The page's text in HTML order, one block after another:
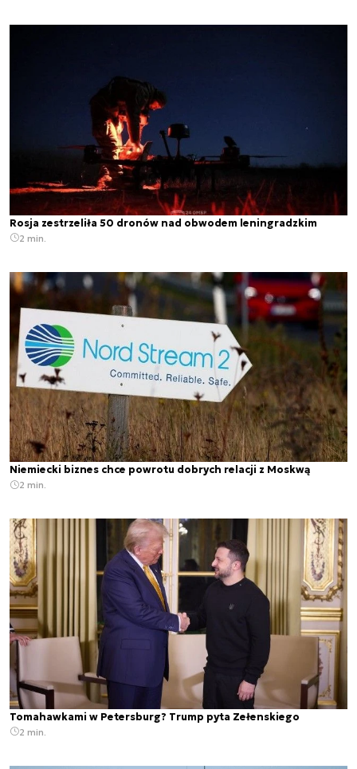
Rosja zestrzeliła 50 dronów nad obwodem leningradzkim
2 min.
Niemiecki biznes chce powrotu dobrych relacji z Moskwą
2 min.
Tomahawkami w Petersburg? Trump pyta Zełenskiego
2 min.